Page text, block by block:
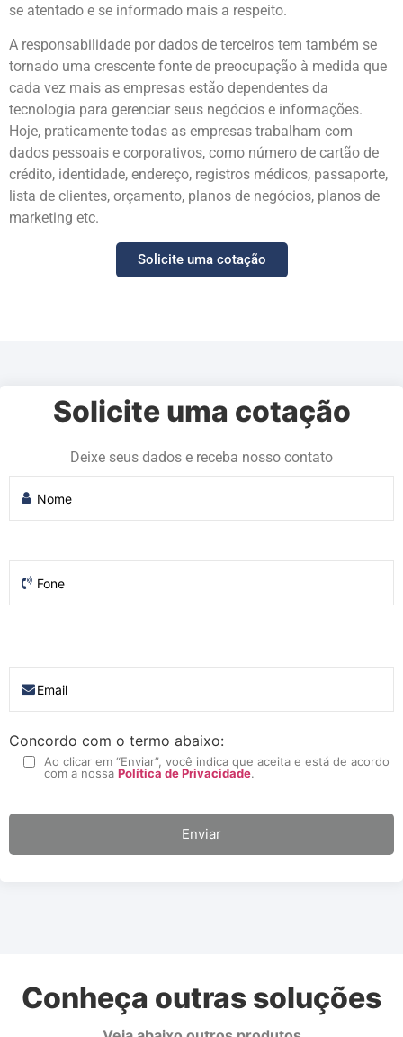
se atentado e se informado mais a respeito.
A responsabilidade por dados de terceiros tem também se
tornado uma crescente fonte de preocupação à medida que
cada vez mais as empresas estão dependentes da
tecnologia para gerenciar seus negócios e informações.
Hoje, praticamente todas as empresas trabalham com
dados pessoais e corporativos, como número de cartão de
crédito, identidade, endereço, registros médicos, passaporte,
lista de clientes, orçamento, planos de negócios, planos de
marketing etc.
Solicite uma cotação
Solicite uma cotação
Deixe seus dados e receba nosso contato
Concordo com o termo abaixo:
Ao clicar em “Enviar”, você indica que aceita e está de acordo
com a nossa Política de Privacidade.
Conheça outras soluções